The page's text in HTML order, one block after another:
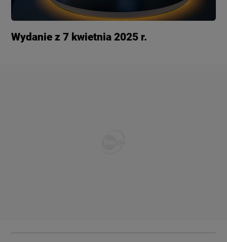
Wydanie z 7 kwietnia 2025 r.